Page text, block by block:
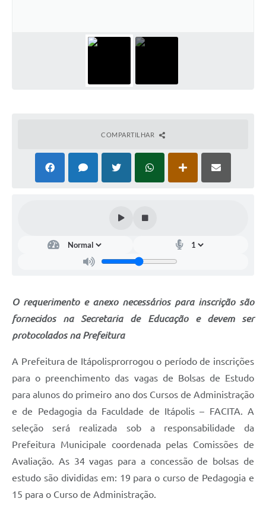
Gasoduto (Gás Natural)
História
Arquivos para Download
Turismo
Galeria de Vídeos
Projetos
Contas Públicas
Links
Telefones Úteis
Enquete
Jornal
COMPARTILHAR
O requerimento e anexo necessários para inscrição são
fornecidos na Secretaria de Educação e devem ser
protocolados na Prefeitura
A Prefeitura de Itápolisprorrogou o período de inscrições
para o preenchimento das vagas de Bolsas de Estudo
para alunos do primeiro ano dos Cursos de Administração
e de Pedagogia da Faculdade de Itápolis – FACITA. A
seleção será realizada sob a responsabilidade da
Prefeitura Municipale coordenada pelas Comissões de
Avaliação. As 34 vagas para a concessão de bolsas de
estudo são divididas em: 19 para o curso de Pedagogia e
15 para o Curso de Administração.